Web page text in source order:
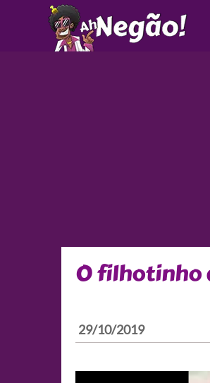
O filhotinho
29/10/2019